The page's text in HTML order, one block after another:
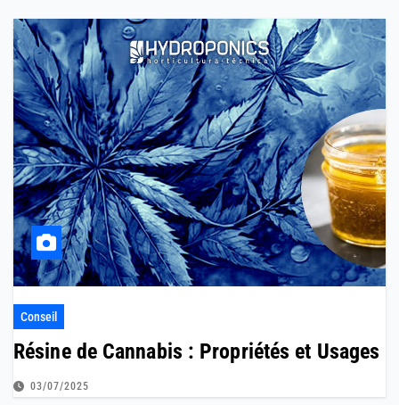
Conseil
Résine de Cannabis : Propriétés et Usages
03/07/2025